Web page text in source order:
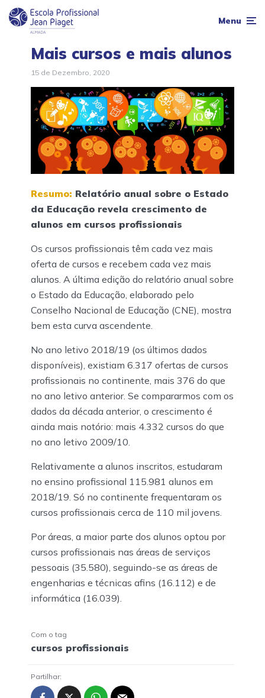
Menu
Mais cursos e mais alunos
15 de Dezembro, 2020
Resumo: Relatório anual sobre o Estado
da Educação revela crescimento de
alunos em cursos profissionais
Os cursos profissionais têm cada vez mais
oferta de cursos e recebem cada vez mais
alunos. A última edição do relatório anual sobre
o Estado da Educação, elaborado pelo
Conselho Nacional de Educação (CNE), mostra
bem esta curva ascendente.
No ano letivo 2018/19 (os últimos dados
disponíveis), existiam 6.317 ofertas de cursos
profissionais no continente, mais 376 do que
no ano letivo anterior. Se compararmos com os
dados da década anterior, o crescimento é
ainda mais notório: mais 4.332 cursos do que
no ano letivo 2009/10.
Relativamente a alunos inscritos, estudaram
no ensino profissional 115.981 alunos em
2018/19. Só no continente frequentaram os
cursos profissionais cerca de 110 mil jovens.
Por áreas, a maior parte dos alunos optou por
cursos profissionais nas áreas de serviços
pessoais (35.580), seguindo-se as áreas de
engenharias e técnicas afins (16.112) e de
informática (16.039).
Com o tag
cursos profissionais
Partilhar: